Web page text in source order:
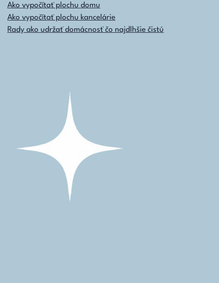
Ako vypočítať plochu domu
Ako vypočítať plochu kancelárie
Rady ako udržať domácnosť čo najdlhšie čistú